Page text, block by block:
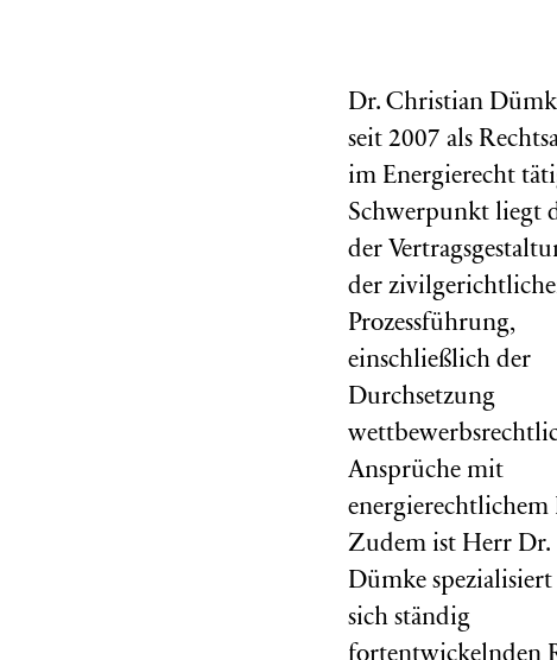
Dr. Christian
seit 2007 als
im Energierecht
Schwerpunkt liegt
der
der
Prozessführung,
einschließlich der
Durchsetzung
Ansprüche mit
energierechtlichem
Zudem ist Herr Dr.
Dümke
sich ständig